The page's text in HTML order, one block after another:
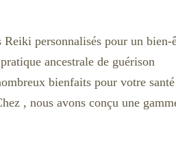
personnalisés pour un bien-
ancestrale de guérison
bienfaits pour votre santé
, nous avons conçu une